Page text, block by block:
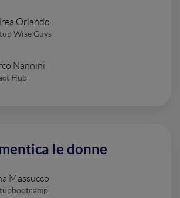
Orlando
Wise Guys
Nannini
Hub
le donne
Massucco